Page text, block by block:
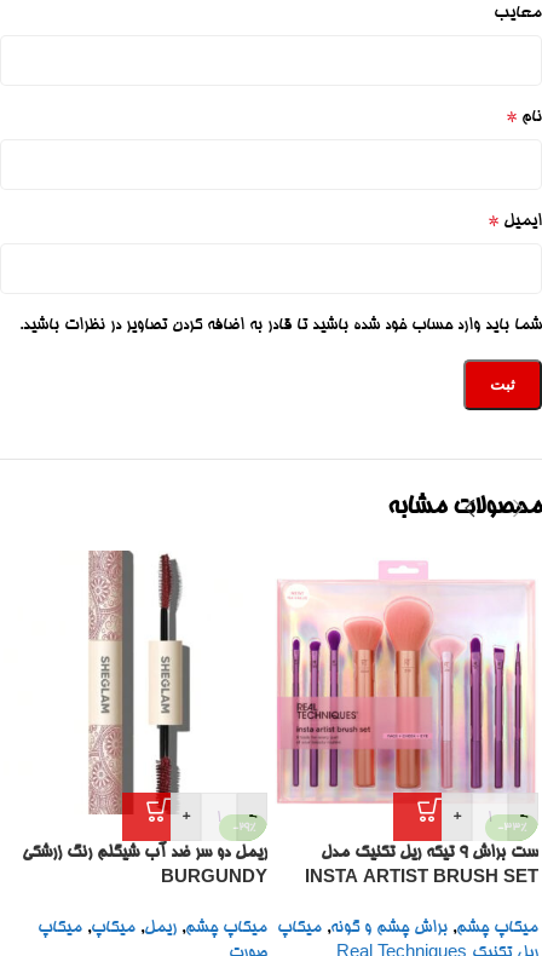
معایب
نام *
ایمیل *
شما باید وارد حساب خود شده باشید تا قادر به اضافه کردن تصاویر در نظرات باشید.
محصولات مشابه
-33%
-
+
ست براش 9 تیکه ریل تکنیک مدل
INSTA ARTIST BRUSH SET
میکاپ چشم, براش چشم و گونه, میکاپ
-29%
-
+
ریمل دو سر ضد آب شیگلم رنگ زرشکی
BURGUNDY
میکاپ چشم, ریمل, میکاپ, میکاپ